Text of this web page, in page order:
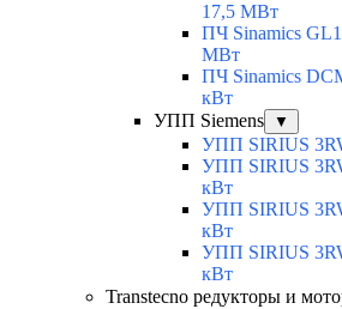
17,5 МВт
ПЧ Sinamics
МВт
ПЧ Sinamics
кВт
УПП Siemens
▼
УПП SIRIUS
УПП SIRIUS
кВт
УПП SIRIUS
кВт
УПП SIRIUS
кВт
Transtecno редукторы и